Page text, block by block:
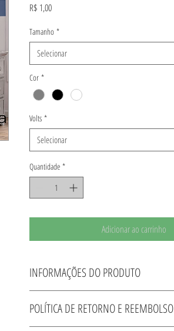
R$ 1,00Preço
Tamanho *
Selecionar
Cor *
Volts *
Selecionar
Quantidade *
Adicionar ao carrinho
INFORMAÇÕES DO PRODUTO
110V ou 220V
POLÍTICA DE RETORNO E REEMBOLSO